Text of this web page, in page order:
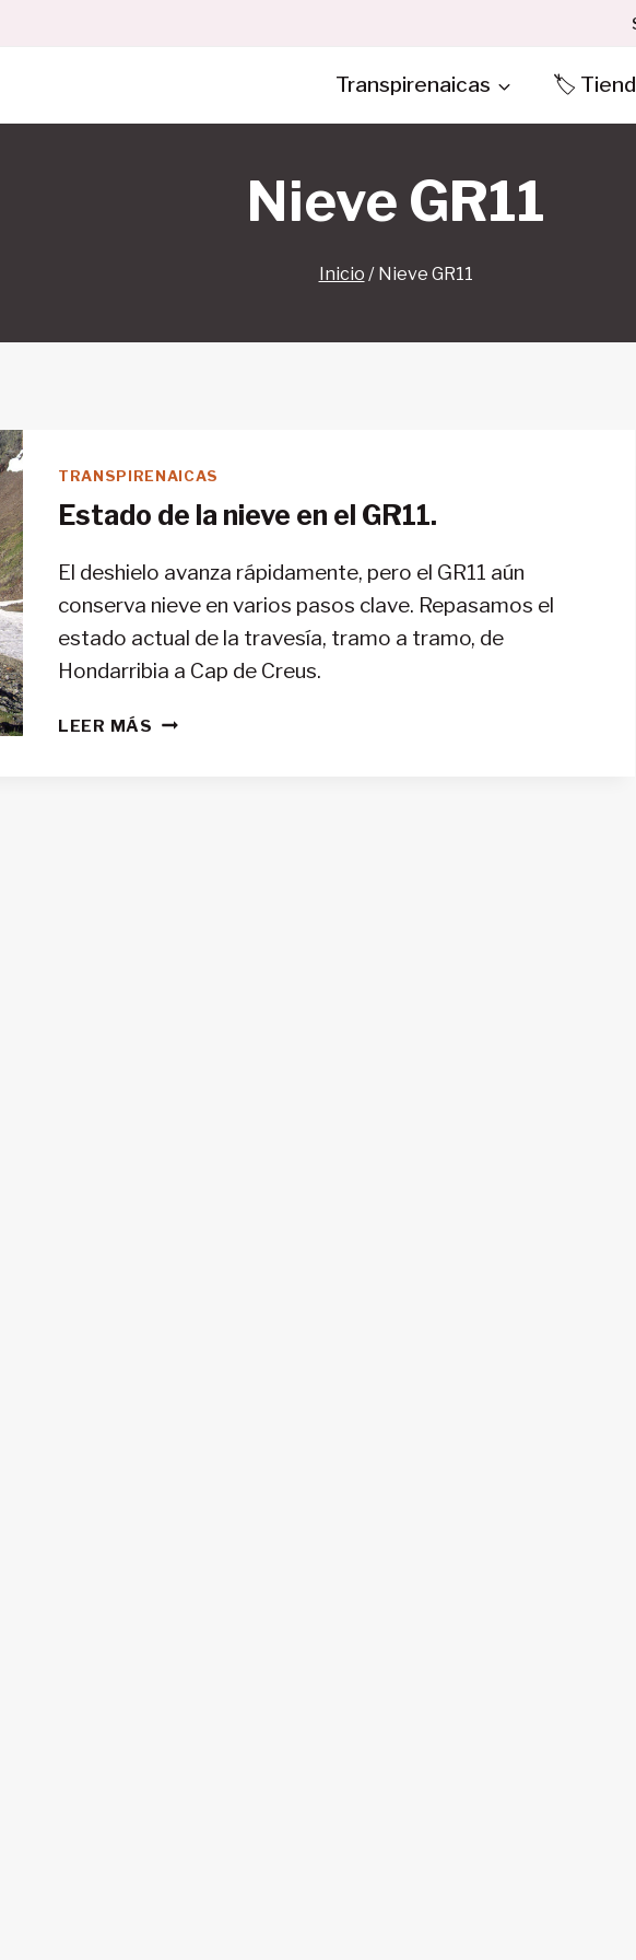
Transpirenaicas 🏷️
Nieve GR11
Inicio / Nieve GR11
TRANSPIRENAICAS
Estado de la nieve en el GR11.
El deshielo avanza rápidamente, pero el GR11 aún
conserva nieve en varios pasos clave. Repasamos el
estado actual de la travesía, tramo a tramo, de
Hondarribia a Cap de Creus.
LEER MÁS ESTADO